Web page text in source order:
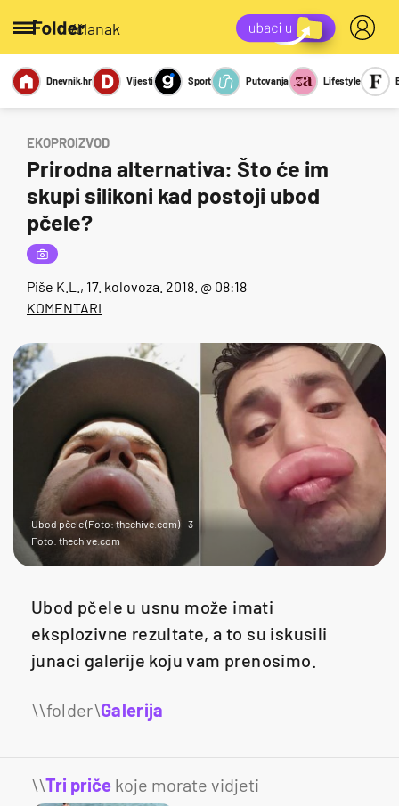
/članak
Miks Kviz
Report
Sexy
Dnevnik.hr Vijesti Sport Putovanja Lifestyle
EKOPROIZVOD
Prirodna alternativa: Što će im
skupi silikoni kad postoji ubod
pčele?
Piše K.L. , 17. kolovoza. 2018. @ 08:18
KOMENTARI
Ubod pčele (Foto: thechive.com) - 3
Foto: thechive.com
Ubod pčele u usnu može imati
eksplozivne rezultate, a to su iskusili
junaci galerije koju vam prenosimo.
Galerija
\\Tri priče koje morate vidjeti